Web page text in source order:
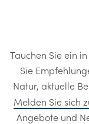
Tauchen Sie ein
Sie
Natur, aktuelle
Melden Sie sich
Angebote und